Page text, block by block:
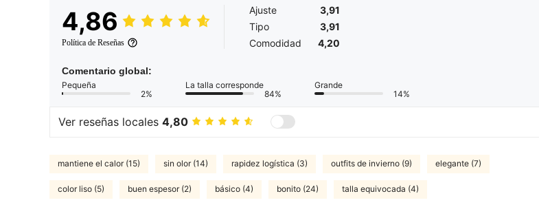
4,86
Política de Reseñas
Ajuste
3,91
Tipo
3,91
Comodidad
4,20
Comentario global:
Pequeña
2%
La talla corresponde
84%
Grande
14%
Ver reseñas locales 4,80
mantiene el calor (15) sin olor (14) rapidez logística (3) outfits de invierno (9) elegante (7)
color liso (5) buen espesor (2) básico (4) bonito (24) talla equivocada (4)